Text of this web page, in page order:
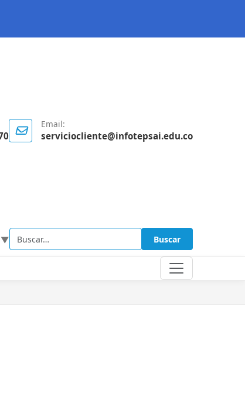
Email:
serviciocliente@infotepsai.edu.co
▼ Buscar Buscar